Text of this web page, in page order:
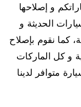
و إصلاحها
الحديثة و
كما نقوم بإصلاح
و كل الماركات
متوافر لدينا